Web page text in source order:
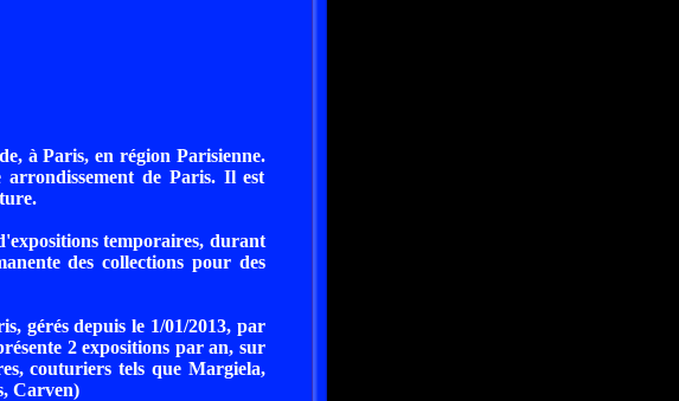
à Paris, en région Parisienne.
de Paris. Il est
temporaires, durant
des collections pour des
gérés depuis le 1/01/2013, par
2 expositions par an, sur
couturiers tels que Margiela,
Carven)